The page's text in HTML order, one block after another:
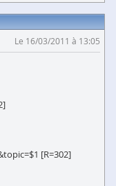
Le 16/03/2011 à 13:05
[R=302]